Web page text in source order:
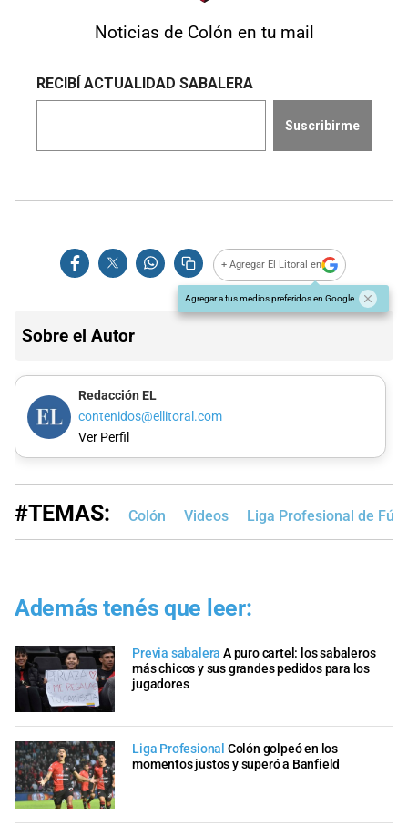
Noticias de Colón en tu mail
+ Agregar El Litoral en
Agregar a tus medios preferidos en Google
Sobre el Autor
Redacción EL
contenidos@ellitoral.com
Ver Perfil
#TEMAS: Colón Videos Liga Profesional de
Además tenés que leer:
Previa sabalera A puro cartel: los sabaleros
más chicos y sus grandes pedidos para los
jugadores
Liga Profesional Colón golpeó en los
momentos justos y superó a Banfield